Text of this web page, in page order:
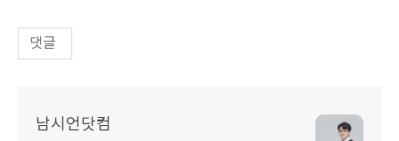
댓글
남시언닷컴